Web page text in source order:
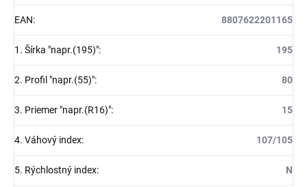
EAN: 8807622201165
1. Šírka "napr.(195)": 195
2. Profil "napr.(55)": 80
3. Priemer "napr.(R16)": 15
4. Váhový index: 107/105
5. Rýchlostný index: N